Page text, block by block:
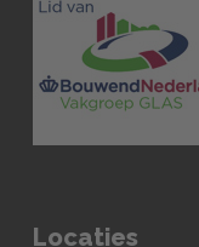
Locaties